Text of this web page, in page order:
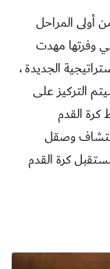
أولى المراحل
وفرتها مهدت
الجديدة ،
التركيز على
كرة القدم
وصقل
كرة القدم